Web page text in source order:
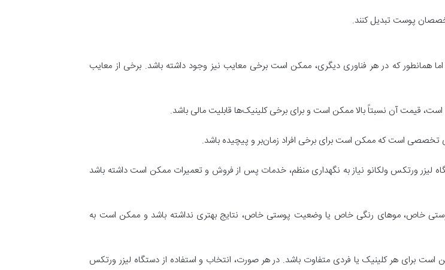
پوست تبدیل کنند.
اما همانطور که در هر فناوری دیگری، ممکن است برخی معایب نیز وجود داشته باشد. برخی از معایب
است، قیمت آن نسبتاً بالا ممکن است و برای برخی کلینیک‌ها قابلیت مالی باشد.
تخصصی است که ممکن است برای برخی افراد زمان‌بر و پیچیده باشد.
لیزر ورتکس ولکانو نیاز به نگهداری منظم، خدمات پس از فروش و تعمیرات ممکن است داشته باشد
خاص، موهای رنگی خاص یا وضعیت پوستی خاص، نتایج بهتری نداشته باشد و ممکن است به
برای هر کلینیک یا فردی متفاوت باشد. در هر صورت، انتخاب و استفاده از دستگاه لیزر ورتکس